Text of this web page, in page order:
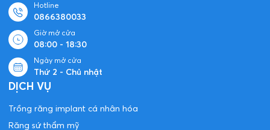
Hotline
0866380033
Giờ mở cửa
08:00 - 18:30
Ngày mở cửa
Thứ 2 - Chủ nhật
DỊCH VỤ
Trồng răng implant cá nhân hóa
Răng sứ thẩm mỹ